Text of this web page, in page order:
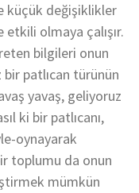
küçük değişiklikler
etkili olmaya çalışır.
bilgileri onun
bir patlıcan türünün
yavaş, geliyoruz
ki bir patlıcanı,
oynayarak
toplumu da onun
mümkün